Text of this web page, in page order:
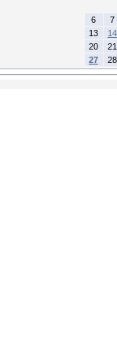
6
7
13
14
20
21
27
28